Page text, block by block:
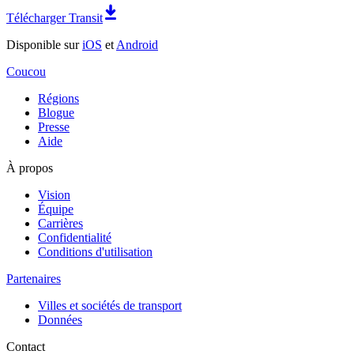
Télécharger Transit
Disponible suriOS et Android
Coucou
Régions
Blogue
Presse
Aide
À propos
Vision
Équipe
Carrières
Confidentialité
Conditions d'utilisation
Partenaires
Villes et sociétés de transport
Données
Contact